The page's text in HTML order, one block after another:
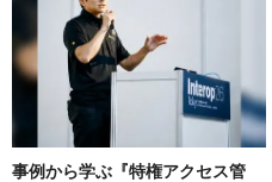
事例から学ぶ『特権アクセス管